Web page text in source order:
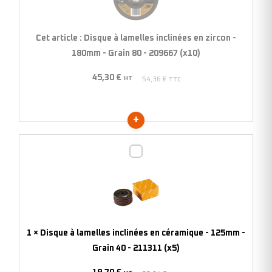
inclinées
en
-
Cet article : Disque à lamelles inclinées en zircon -
180mm - Grain 80 - 209667 (x10)
45,30 € HT 54,36 € TTC
lamelles
inclinées
céramique
1 × Disque à lamelles inclinées en céramique - 125mm -
Grain 40 - 211311 (x5)